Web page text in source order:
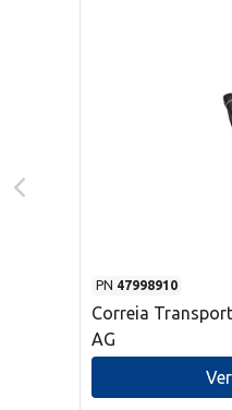
PN 47998910
Correia
AG